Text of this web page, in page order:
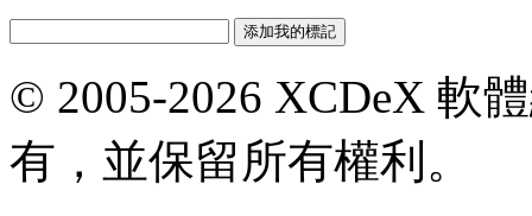
© 2005-2026 XCDeX 軟
有，並保留所有權利。